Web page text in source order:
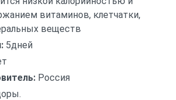
витаминов, клетчатки,
веществ
5дней
Россия